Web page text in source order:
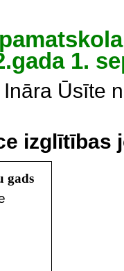
1.
Ināra Ūsīte
izglītības
gads